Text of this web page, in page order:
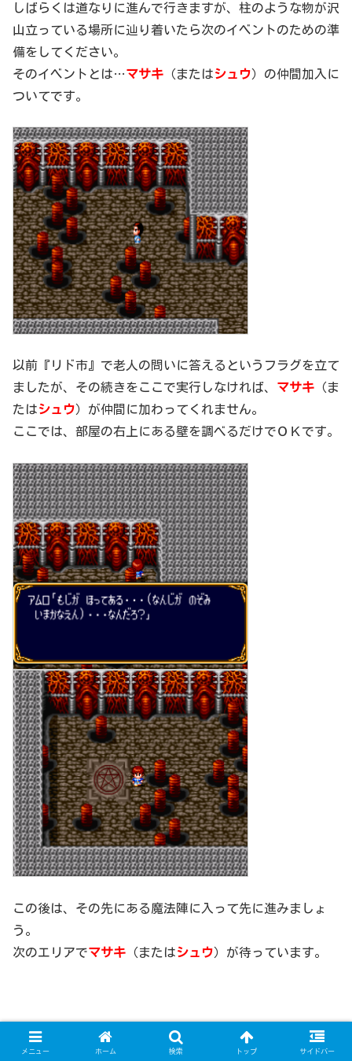
しばらくは道なりに進んで行きますが、柱のような物が沢
山立っている場所に辿り着いたら次のイベントのための準
備をしてください。
そのイベントとは…マサキ （またはシュウ）の仲間加入に
ついてです。
以前『リド市』で老人の問いに答えるというフラグを立て
ましたが、その続きをここで実行しなければ、 マサキ （ま
たはシュウ）が仲間に加わってくれません。
ここでは、部屋の右上にある壁を調べるだけでＯＫです。
この後は、その先にある魔法陣に入って先に進みましょ
う。
次のエリアでマサキ （またはシュウ）が待っています。
メニュー ホーム 検索 トップ サイドバー